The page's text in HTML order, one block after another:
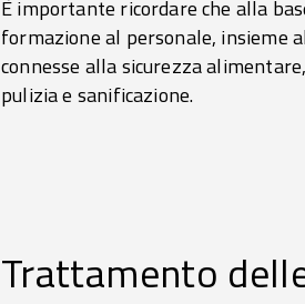
È importante ricordare che alla
formazione al personale, insieme
connesse alla sicurezza
pulizia e sanificazione.
Trattamento